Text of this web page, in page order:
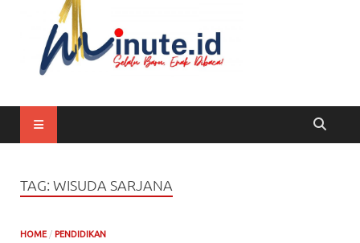
TAG: WISUDA SARJANA
HOME / PENDIDIKAN